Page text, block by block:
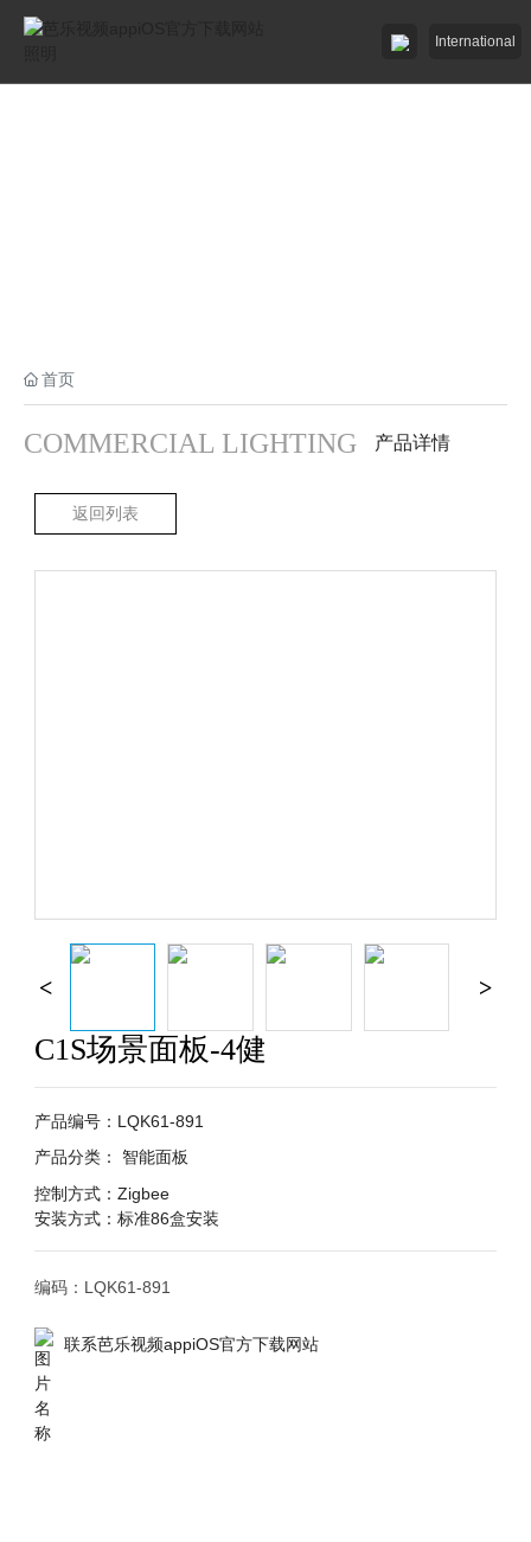
了解芭乐视频appiOS官方下载网站
工程中心
International
首页
COMMERCIAL LIGHTING 产品详情
返回列表
C1S场景面板-4健
产品编号：LQK61-891
产品分类：
智能面板
控制方式：Zigbee
安装方式：标准86盒安装
联系芭乐视频appiOS官方下载网站